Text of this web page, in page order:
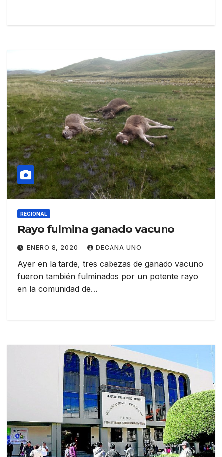
REGIONAL
Rayo fulmina ganado vacuno
ENERO 8, 2020 DECANA UNO
Ayer en la tarde, tres cabezas de ganado vacuno
fueron también fulminados por un potente rayo
en la comunidad de…